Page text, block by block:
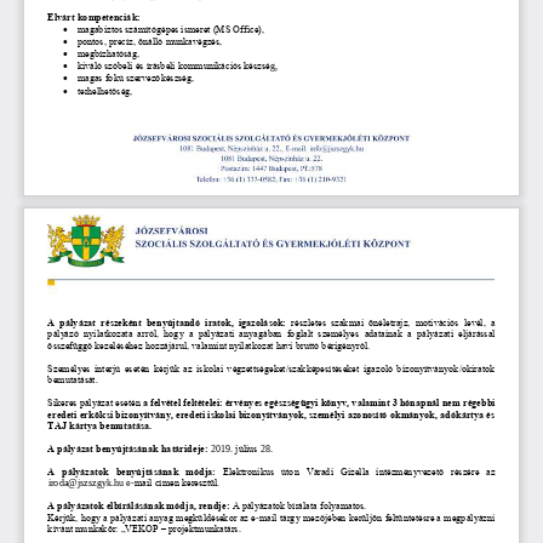
Elvárt kompetenciák:

magabiztos számítógépes ismeret (MS Office),

pontos, precíz, önálló munkavégzés,

megbízhatóság,

kiváló szóbeli és írásbeli kommunikációs készség,

magas fokú szervezőkészség,

terhelhetőség,
A  pályázat  részeként  benyújtandó  iratok,  igazolások:
részletes  szakmai  önéletrajz,  motivációs  levél,  a
pályázó  nyilatkozata  arról,  hogy  a  pályázati  anyagában  foglalt  személyes adatainak  a  pályázati  eljárással
összefüggő kezeléséhez hozzájárul, valamint nyilatkozat havi bruttó bérigényről.
Személyes interjú esetén kérjük az iskolai végzettségeket/szakképesítéseket igazoló bizonyítványok/okiratok
bemutatását.
Sikeres pályázat esetén a felvétel feltételei: érvényes egészségügyi könyv, valamint 3 hónapnál nem régebbi
eredeti erkölcsi bizonyítvány, eredeti iskolai bizonyítványok, személyi azonosító okmányok, adókártya és
TAJ kártya bemutatása.
A pályázat benyújtásának határideje: 2019 . július 28.
A  pályázatok  benyújtásának  módja:
Elektronikus  úton  Váradi  Gizella  intézményvezető  részére  az
iroda@jszszgyk.hu e-mail címen keresztül.
A pályázatok elbírálásának módja, rendje: A pályázatok bírálata folyamatos.
Kérjük, hogy a pályázati anyag megküldésekor az e-mail tárgy mezőjében kerüljön feltüntetésre a megpályázni
kívánt munkakör:
„VEKOP – projektmunkatárs